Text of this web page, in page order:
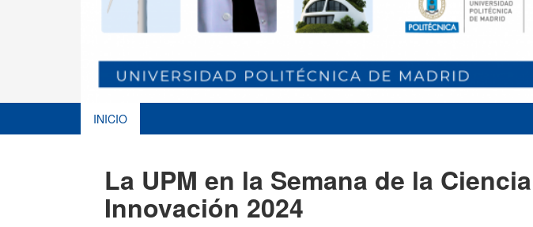
INICIO
La UPM en la Semana de la
Innovación 2024